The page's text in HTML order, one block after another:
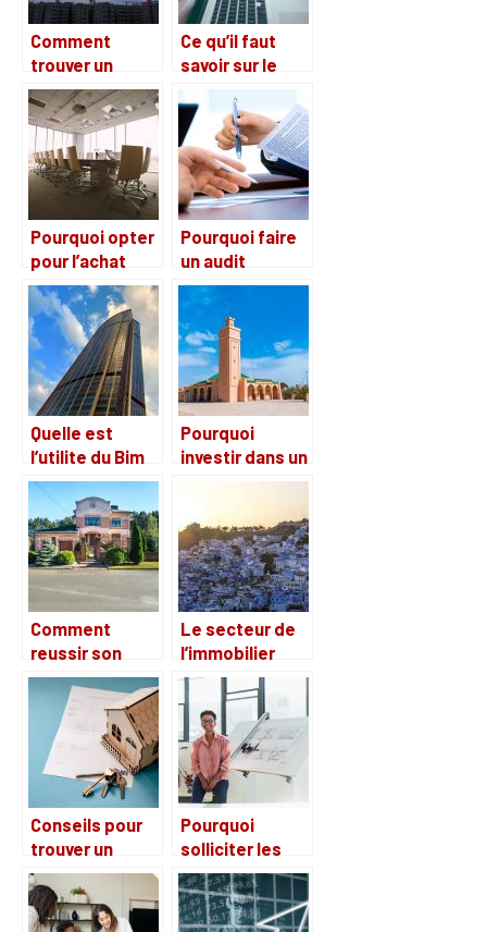
Comment
trouver un
terrain bien
situé pour
construire en
vue de
revendre ?
Ce qu’il faut
savoir sur le
portage salarial
immobilier
Pourquoi opter
pour l’achat
d’un local
immobilier ?
Pourquoi faire
un audit
energetique ?
Quelle est
l’utilite du Bim
dans le
domaine de
l’architecture ?
Pourquoi
investir dans un
Riad au Maroc ?
Comment
reussir son
projet
immobilier?
Le secteur de
l’immobilier
dans les pays
du Maghreb,
quels sont les
avantages
d’investir dans
ce secteur ?
Conseils pour
trouver un
meilleur
immobilier
d’entreprise
Pourquoi
solliciter les
services d’un
architecte ?